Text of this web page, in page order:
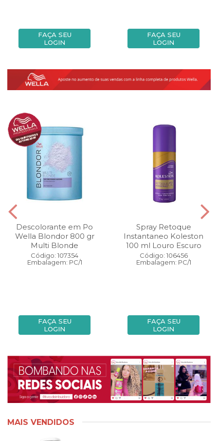
FAÇA SEU
LOGIN
FAÇA SEU
LOGIN
Descolorante em Po
Wella Blondor 800 gr
Multi Blonde
Código: 107354
Embalagem: PC/1
FAÇA SEU
LOGIN
Spray Retoque
Instantaneo Koleston
100 ml Louro Escuro
Código: 106456
Embalagem: PC/1
FAÇA SEU
LOGIN
MAIS VENDIDOS